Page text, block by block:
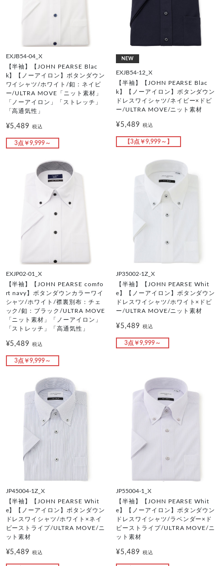
EXJB54-04_X
【半袖】【JOHN PEARSE Blac
k】【ノーアイロン】ボタンダウン
ワイシャツ/ホワイト/釦：ネイビ
ー/ULTRA MOVE「ニット素材」
「ノーアイロン」「ストレッチ」
「高通気性」
¥5,489税込
3点￥9,999～
NEW
EXJB54-12_X
【半袖】【JOHN PEARSE Blac
k】【ノーアイロン】ボタンダウン
ドレスワイシャツ/ネイビー×ドビ
ー/ULTRA MOVE/ニット素材
¥5,489 税込
【3点￥9,999～】
EXJP02-01_X
【半袖】【JOHN PEARSE comfo
rt navy】ボタンダウンカラーワイ
シャツ/ホワイト/襟裏別布：チェ
ック/釦：ブラック/ULTRA MOVE
「ニット素材」「ノーアイロン」
「ストレッチ」「高通気性」
¥5,489税込
3点￥9,999～
JP35002-1Z_X
【半袖】【JOHN PEARSE Whit
e】【ノーアイロン】ボタンダウン
ドレスワイシャツ/ホワイト×ドビ
ー/ULTRA MOVE/ニット素材
¥5,489 税込
3点￥9,999～
JP45004-1Z_X
【半袖】【JOHN PEARSE Whit
e】【ノーアイロン】ボタンダウン
ドレスワイシャツ/ホワイト×ネイ
ビーストライプ/ULTRA MOVE/ニ
ット素材
¥5,489税込
JP55004-1_X
【半袖】【JOHN PEARSE Whit
e】【ノーアイロン】ボタンダウン
ドレスワイシャツ/ラベンダー×ド
ビーストライプ/ULTRA MOVE/ニ
ット素材
¥5,489 税込